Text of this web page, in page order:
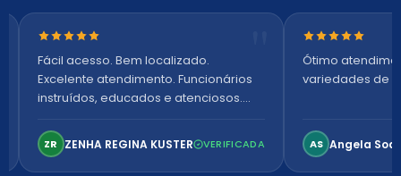
Nota 5 de 5 estrelas
Fácil acesso. Bem localizado.
Excelente atendimento. Funcionários
instruídos, educados e atenciosos.
confortável. Perfeito!
ZR ZENHA REGINA KUSTER VERIFICADA
Nota 5 de 5
Ótimo
variedades de
AS Angela